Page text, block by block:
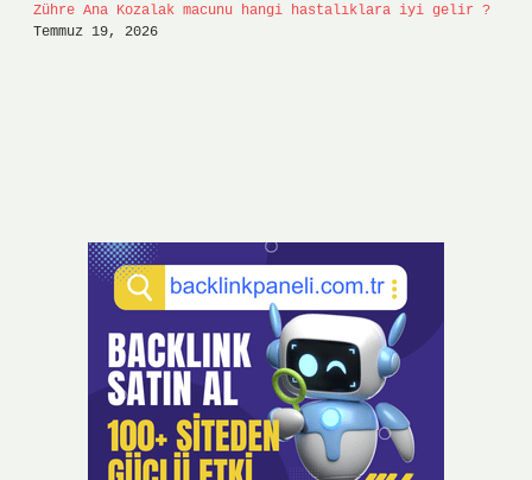
Zühre Ana Kozalak macunu hangi hastalıklara iyi gelir ?
Temmuz 19, 2026